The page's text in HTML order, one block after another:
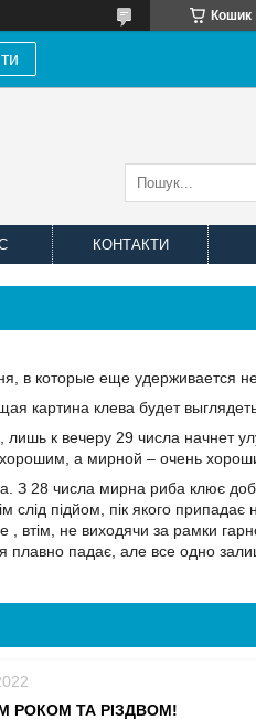
Кошик
КОНТАКТИ
в которые еще удерживается
картина клева будет
к вечеру 29 числа начнет
а мирной – очень
З 28 числа мирна риба клює
слід підйом, пік якого припадає
, втім, не виходячи за рамки
плавно падає, але все одно
РОКОМ ТА РІЗДВОМ!